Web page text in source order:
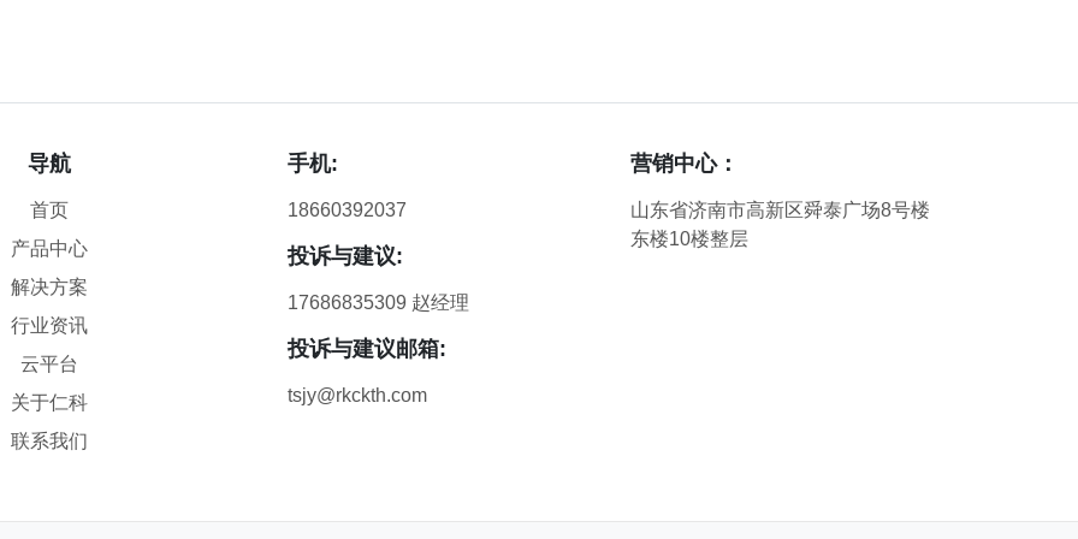
导航
首页
产品中心
解决方案
行业资讯
云平台
关于仁科
联系我们
手机:
18660392037
投诉与建议:
17686835309 赵经理
投诉与建议邮箱:
tsjy@rkckth.com
营销中心：
山东省济南市高新区舜泰广场8号楼
东楼10楼整层